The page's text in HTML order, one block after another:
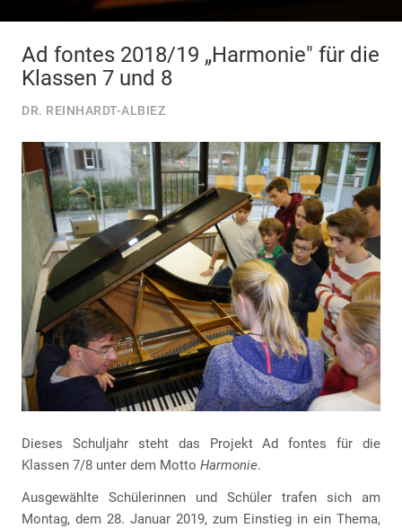
Ad fontes 2018/19 „Harmonie" für die
Klassen 7 und 8
DR. REINHARDT-ALBIEZ
Dieses Schuljahr steht das Projekt Ad fontes für die
Klassen 7/8 unter dem Motto Harmonie.
Ausgewählte Schülerinnen und Schüler trafen sich am
Montag, dem 28. Januar 2019, zum Einstieg in ein Thema,